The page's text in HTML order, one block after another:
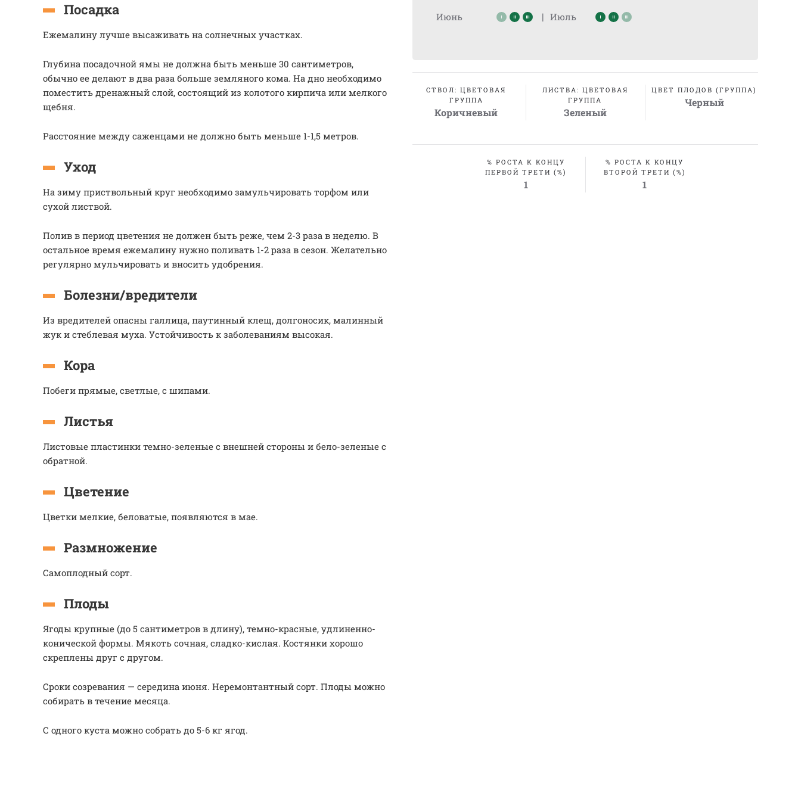
Посадка
Ежемалину лучше высаживать на солнечных участках.
Глубина посадочной ямы не должна быть меньше 30 сантиметров,
обычно ее делают в два раза больше земляного кома. На дно необходимо
поместить дренажный слой, состоящий из колотого кирпича или мелкого
щебня.
Расстояние между саженцами не должно быть меньше 1-1,5 метров.
Уход
На зиму приствольный круг необходимо замульчировать торфом или
сухой листвой.
Полив в период цветения не должен быть реже, чем 2-3 раза в неделю. В
остальное время ежемалину нужно поливать 1-2 раза в сезон. Желательно
регулярно мульчировать и вносить удобрения.
Болезни/вредители
Из вредителей опасны галлица, паутинный клещ, долгоносик, малинный
жук и стеблевая муха. Устойчивость к заболеваниям высокая.
Кора
Побеги прямые, светлые, с шипами.
Листья
Листовые пластинки темно-зеленые с внешней стороны и бело-зеленые с
обратной.
Цветение
Цветки мелкие, беловатые, появляются в мае.
Размножение
Самоплодный сорт.
Плоды
Ягоды крупные (до 5 сантиметров в длину), темно-красные, удлиненно-
конической формы. Мякоть сочная, сладко-кислая. Костянки хорошо
скреплены друг с другом.
Сроки созревания — середина июня. Неремонтантный сорт. Плоды можно
собирать в течение месяца.
С одного куста можно собрать до 5-6 кг ягод.
Июнь | Июль
СТВОЛ: ЦВЕТОВАЯ
ГРУППА
Коричневый
ЛИСТВА: ЦВЕТОВАЯ
ГРУППА
Зеленый
ЦВЕТ ПЛОДОВ (ГРУППА)
Черный
% РОСТА К КОНЦУ
ПЕРВОЙ ТРЕТИ (%)
1
% РОСТА К КОНЦУ
ВТОРОЙ ТРЕТИ (%)
1